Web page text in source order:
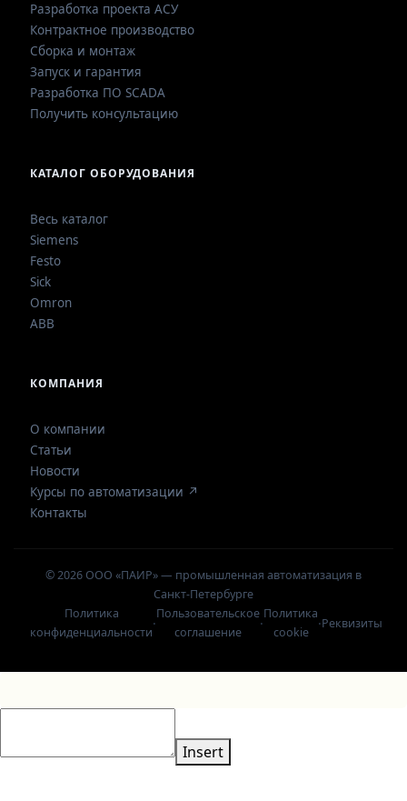
Разработка проекта АСУ
Контрактное производство
Сборка и монтаж
Запуск и гарантия
Разработка ПО SCADA
Получить консультацию
КАТАЛОГ ОБОРУДОВАНИЯ
Весь каталог
Siemens
Festo
Sick
Omron
ABB
КОМПАНИЯ
О компании
Статьи
Новости
Курсы по автоматизации ↗
Контакты
© 2026 ООО «ПАИР» — промышленная автоматизация в
Санкт-Петербурге
Политика
конфиденциальности
·
Пользовательское
соглашение
·
Политика
cookie
·Реквизиты
Insert